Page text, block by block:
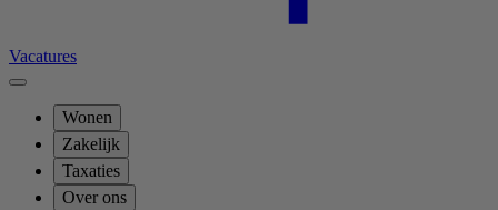
Vacatures
Wonen
Zakelijk
Taxaties
Over ons